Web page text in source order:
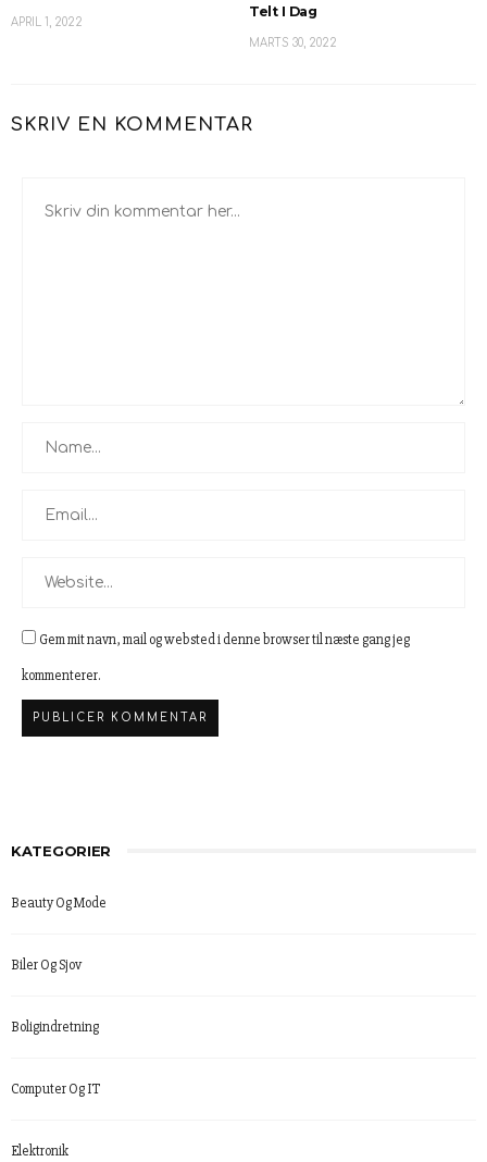
APRIL 1, 2022
Telt I Dag
MARTS 30, 2022
SKRIV EN KOMMENTAR
Gem mit navn, mail og websted i denne browser til næste gang jeg
kommenterer.
KATEGORIER
Beauty Og Mode
Biler Og Sjov
Boligindretning
Computer Og IT
Elektronik